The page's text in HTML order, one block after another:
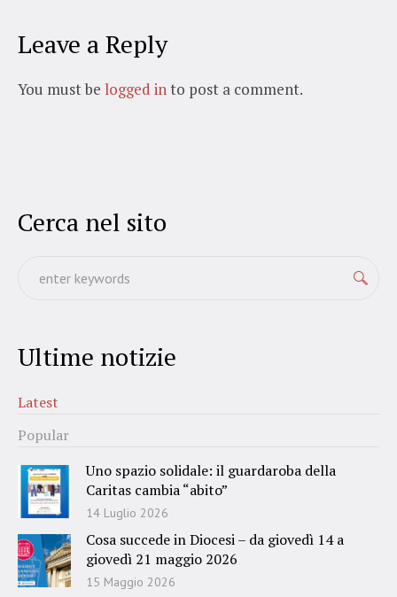
Leave a Reply
You must be logged into post a comment.
Cerca nel sito
Ultime notizie
Latest
Popular
Uno spazio solidale: il guardaroba della
Caritas cambia “abito”
14 Luglio 2026
Cosa succede in Diocesi – da giovedì 14 a
giovedì 21 maggio 2026
15 Maggio 2026